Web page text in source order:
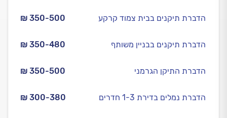
₪ 350-500 הדברת תיקנים בבית צמוד קרקע
₪ 350-480 הדברת תיקנים בבניין משותף
₪ 350-500 הדברת התיקן הגרמני
₪ 300-380 הדברת נמלים בדירת 1-3 חדרים